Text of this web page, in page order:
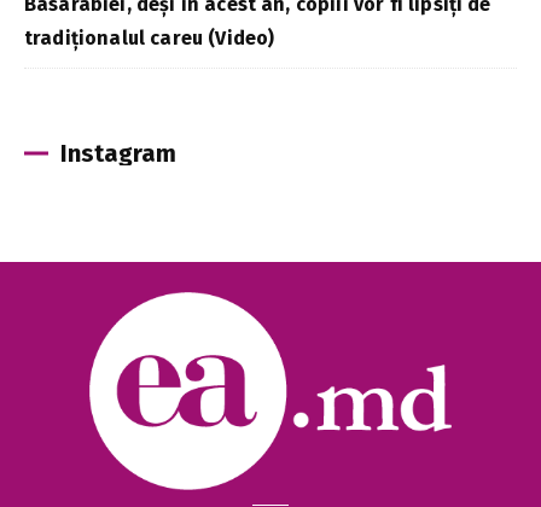
tradiționalul careu (Video)
Instagram